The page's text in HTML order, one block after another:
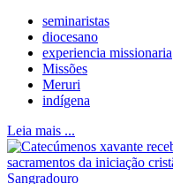
seminaristas
diocesano
experiencia missionaria
Missões
Meruri
indígena
Leia mais ...